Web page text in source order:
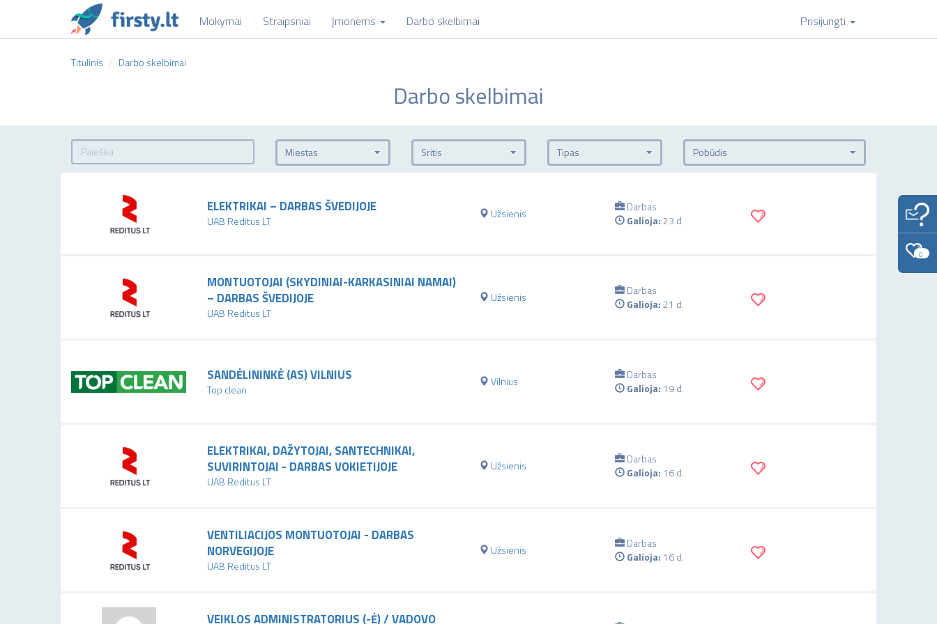
Mokymai Straipsniai Įmonėms Darbo skelbimai Prisijungti
Titulinis Darbo skelbimai
Darbo skelbimai
Miestas Sritis Tipas Pobūdis
ELEKTRIKAI – DARBAS ŠVEDIJOJE
UAB Reditus LT
Užsienis
Darbas
Galioja:23 d.
MONTUOTOJAI (SKYDINIAI-KARKASINIAI NAMAI)
– DARBAS ŠVEDIJOJE
UAB Reditus LT
Užsienis
Darbas
Galioja:21 d.
SANDĖLININKĖ (AS) VILNIUS
Top clean
Vilnius
Darbas
Galioja: 19 d.
ELEKTRIKAI, DAŽYTOJAI, SANTECHNIKAI,
SUVIRINTOJAI - DARBAS VOKIETIJOJE
UAB Reditus LT
Užsienis
Darbas
Galioja: 16 d.
VENTILIACIJOS MONTUOTOJAI - DARBAS
NORVEGIJOJE
UAB Reditus LT
Užsienis
Darbas
Galioja: 16 d.
VEIKLOS ADMINISTRATORIUS (-Ė) / VADOVO
0